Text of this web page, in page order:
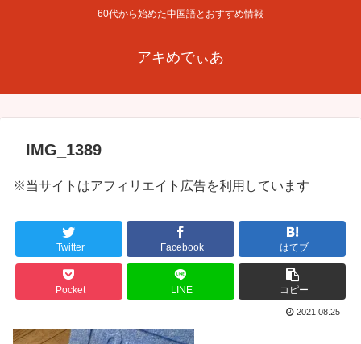
60代から始めた中国語とおすすめ情報
アキめでぃあ
IMG_1389
※当サイトはアフィリエイト広告を利用しています
Twitter Facebook はてブ
Pocket LINE コピー
2021.08.25